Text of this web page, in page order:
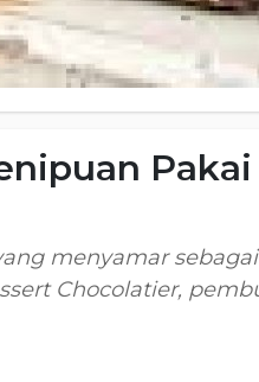
menyamar
Chocolatier,